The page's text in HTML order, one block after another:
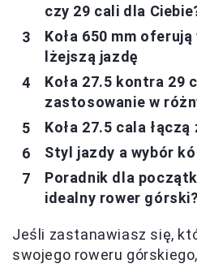
czy 29 cali dla
Koła 650 mm
lżejszą jazdę
Koła 27.5 kontra 29
zastosowanie w
Koła 27.5 cala
Styl jazdy a wybór
Poradnik dla
idealny rower górski?
Jeśli zastanawiasz się,
swojego roweru